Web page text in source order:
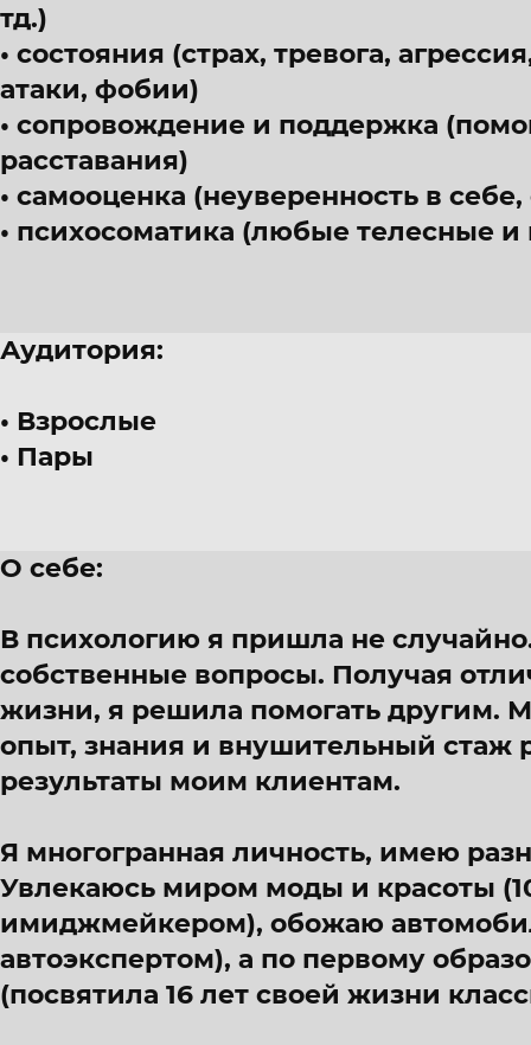
тд.)
состояния (страх, тревога,
атаки, фобии)
сопровождение и поддержка
расставания)
самооценка (неуверенность в
психосоматика (любые телесные
Аудитория:
Взрослые
Пары
О себе:
В психологию я пришла не
собственные вопросы. Получая
жизни, я решила помогать другим.
опыт, знания и внушительный стаж
результаты моим клиентам.
Я многогранная личность, имею
Увлекаюсь миром моды и красоты
имиджмейкером), обожаю
автоэкспертом), а по первому
(посвятила 16 лет своей жизни